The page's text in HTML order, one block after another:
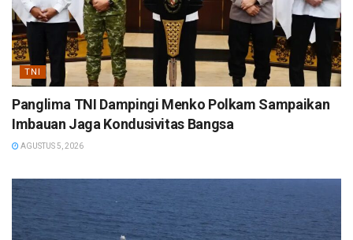
TNI
Panglima TNI Dampingi Menko Polkam Sampaikan
Imbauan Jaga Kondusivitas Bangsa
AGUSTUS 5, 2026